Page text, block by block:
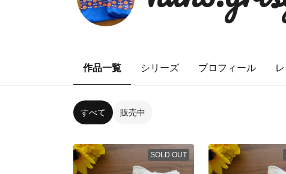
作品一覧 シリーズ プロフィール
すべて 販売中
SOLD OUT